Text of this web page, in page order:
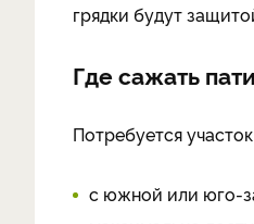
грядки будут
Где сажать
Потребуется
с южной или юго-